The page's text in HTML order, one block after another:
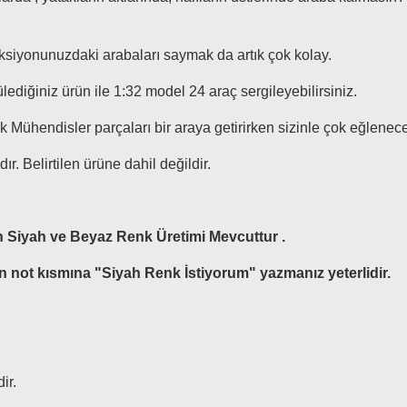
arabaları saymak da artık çok kolay.
ürün ile 1:32 model 24 araç sergileyebilirsiniz.
Mühendisler parçaları bir araya getirirken sizinle çok
Belirtilen ürüne dahil değildir.
Siyah ve Beyaz Renk Üretimi Mevcuttur .
kısmına "Siyah Renk İstiyorum" yazmanız yeterlidir.